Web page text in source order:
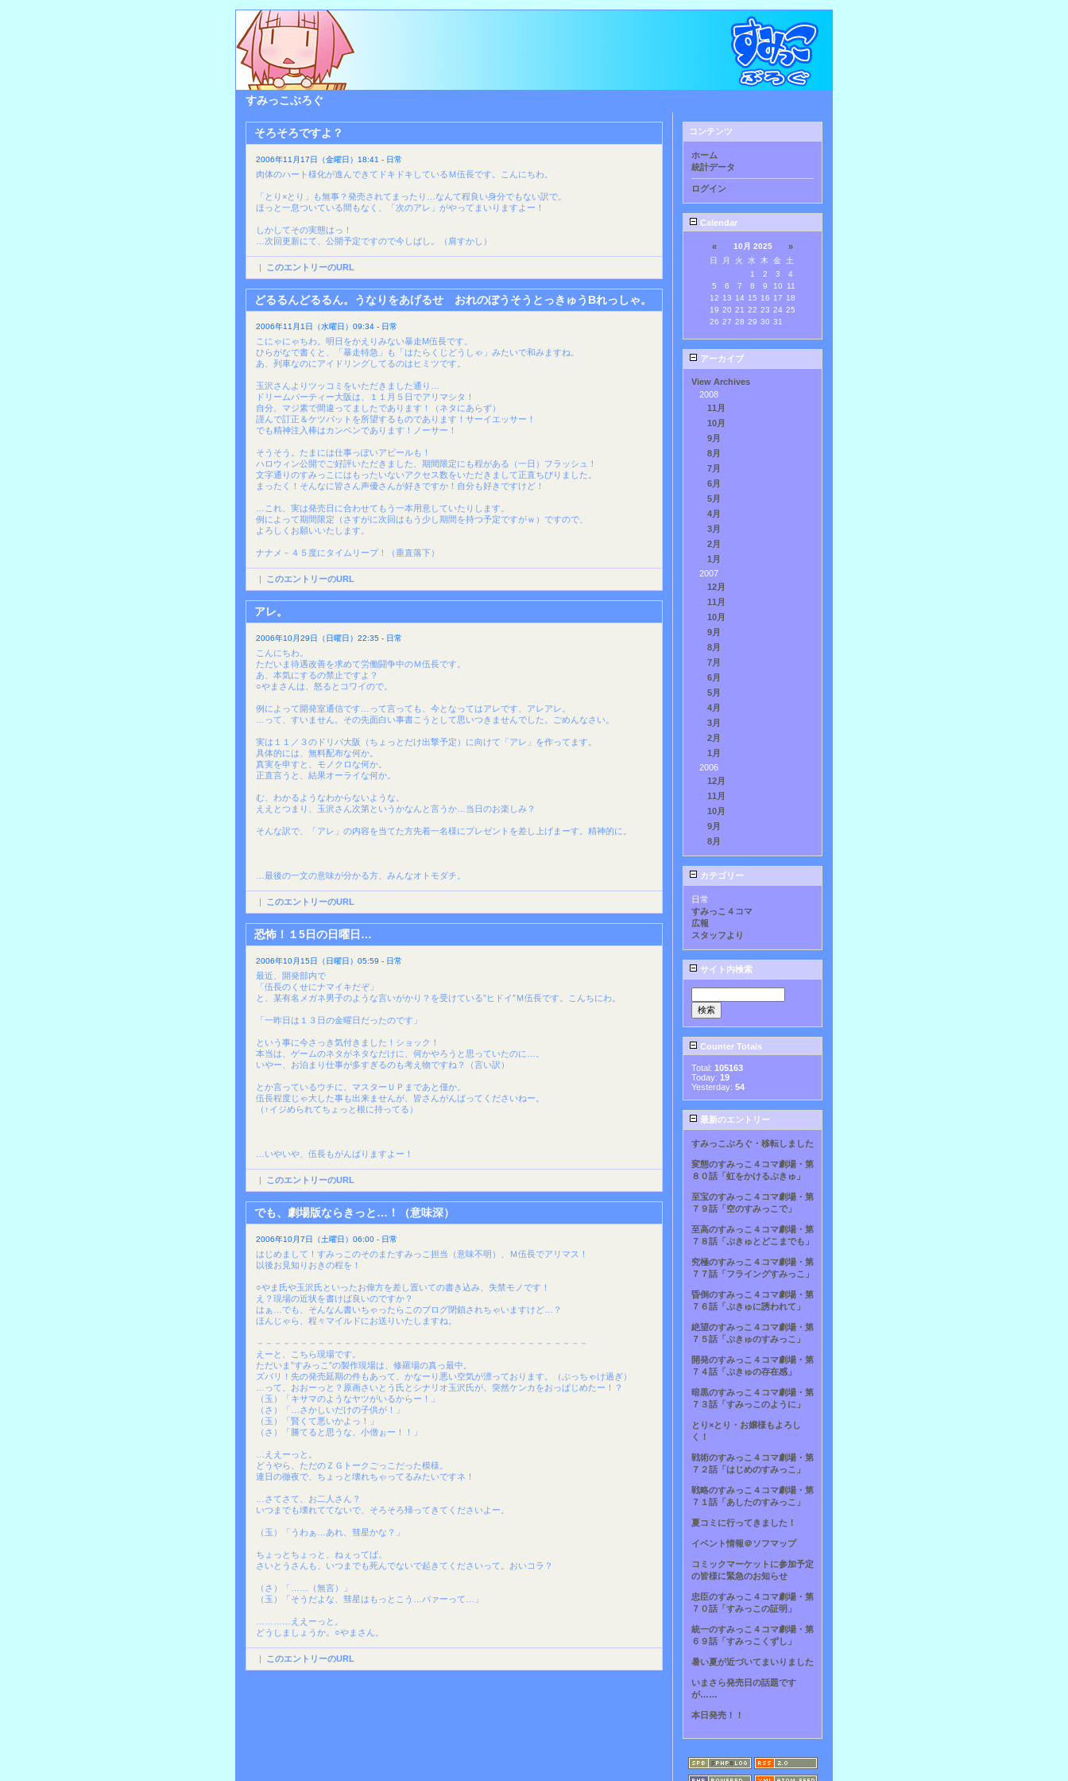
すみっこぶろぐ
そろそろですよ？
2006年11月17日（金曜日）18:41 - 日常
肉体のハート様化が進んできてドキドキしているＭ伍長です。こんにちわ。
「とり×とり」も無事？発売されてまったり…なんて程良い身分でもない訳で。
ほっと一息ついている間もなく、「次のアレ」がやってまいりますよー！
しかしてその実態はっ！
…次回更新にて、公開予定ですので今しばし。（肩すかし）
| このエントリーのURL
どるるんどるるん。うなりをあげるせ おれのぼうそうとっきゅうBれっしゃ。
2006年11月1日（水曜日）09:34 - 日常
こにゃにゃちわ。明日をかえりみない暴走M伍長です。
ひらがなで書くと、「暴走特急」も「はたらくじどうしゃ」みたいで和みますね。
あ、列車なのにアイドリングしてるのはヒミツです。
玉沢さんよりツッコミをいただきました通り…
ドリームパーティー大阪は、１１月５日でアリマシタ！
自分、マジ素で間違ってましたであります！（ネタにあらず）
謹んで訂正＆ケツバットを所望するものであります！サーイエッサー！
でも精神注入棒はカンベンであります！ノーサー！
そうそう。たまには仕事っぽいアピールも！
ハロウィン公開でご好評いただきました、期間限定にも程がある（一日）フラッシュ！
文字通りのすみっこにはもったいないアクセス数をいただきまして正直ちびりました。
まったく！そんなに皆さん声優さんが好きですか！自分も好きですけど！
…これ、実は発売日に合わせてもう一本用意していたりします。
例によって期間限定（さすがに次回はもう少し期間を持つ予定ですがｗ）ですので、
よろしくお願いいたします。
ナナメ－４５度にタイムリープ！（垂直落下）
| このエントリーのURL
アレ。
2006年10月29日（日曜日）22:35 - 日常
こんにちわ。
ただいま待遇改善を求めて労働闘争中のＭ伍長です。
あ、本気にするの禁止ですよ？
○やまさんは、怒るとコワイので。
例によって開発室通信です…って言っても、今となってはアレです、アレアレ。
…って、すいません。その先面白い事書こうとして思いつきませんでした。ごめんなさい。
実は１１／３のドリパ大阪（ちょっとだけ出撃予定）に向けて「アレ」を作ってます。
具体的には、無料配布な何か。
真実を申すと、モノクロな何か。
正直言うと、結果オーライな何か。
む、わかるようなわからないような。
ええとつまり、玉沢さん次第というかなんと言うか…当日のお楽しみ？
そんな訳で、「アレ」の内容を当てた方先着一名様にプレゼントを差し上げまーす。精神的に。
…最後の一文の意味が分かる方、みんなオトモダチ。
| このエントリーのURL
恐怖！１5日の日曜日…
2006年10月15日（日曜日）05:59 - 日常
最近、開発部内で
「伍長のくせにナマイキだぞ」
と、某有名メガネ男子のような言いがかり？を受けている”ヒドイ”Ｍ伍長です。こんちにわ。
「一昨日は１３日の金曜日だったのです」
という事に今さっき気付きました！ショック！
本当は、ゲームのネタがネタなだけに、何かやろうと思っていたのに…。
いやー、お泊まり仕事が多すぎるのも考え物ですね？（言い訳）
とか言っているウチに、マスターＵＰまであと僅か。
伍長程度じゃ大した事も出来ませんが、皆さんがんばってくださいねー。
（↑イジめられてちょっと根に持ってる）
…いやいや、伍長もがんばりますよー！
| このエントリーのURL
でも、劇場版ならきっと…！（意味深）
2006年10月7日（土曜日）06:00 - 日常
はじめまして！すみっこのそのまたすみっこ担当（意味不明）、Ｍ伍長でアリマス！
以後お見知りおきの程を！
○やま氏や玉沢氏といったお偉方を差し置いての書き込み、失禁モノです！
え？現場の近状を書けば良いのですか？
はぁ…でも、そんなん書いちゃったらこのブログ閉鎖されちゃいますけど…？
ほんじゃら、程々マイルドにお送りいたしますね。
－－－－－－－－－－－－－－－－－－－－－－－－－－－－－－－－－－－－－－
えーと、こちら現場です。
ただいま”すみっこ”の製作現場は、修羅場の真っ最中。
ズバリ！先の発売延期の件もあって、かなーり悪い空気が漂っております。（ぶっちゃけ過ぎ）
…って、おおーっと？原画さいとう氏とシナリオ玉沢氏が、突然ケンカをおっぱじめたー！？
（玉）「キサマのようなヤツがいるからー！」
（さ）「…さかしいだけの子供が！」
（玉）「賢くて悪いかよっ！」
（さ）「勝てると思うな、小僧ぉー！！」
…ええーっと。
どうやら、ただのＺＧトークごっこだった模様。
連日の徹夜で、ちょっと壊れちゃってるみたいですネ！
…さてさて、お二人さん？
いつまでも壊れててないで、そろそろ帰ってきてくださいよー。
（玉）「うわぁ…あれ、彗星かな？」
ちょっとちょっと、ねぇってば。
さいとうさんも、いつまでも死んでないで起きてくださいって。おいコラ？
（さ）「……（無言）」
（玉）「そうだよな、彗星はもっとこう…バァーって…」
…………ええーっと。
どうしましょうか。○やまさん。
| このエントリーのURL
コンテンツ
ホーム
統計データ
ログイン
Calendar
« 10月 2025 »
日 月 火 水 木 金
土
1
2 3
4
5
6 7 8 9 10
11
12 13 14 15 16 17 18
19 20 21 22 23 24 25
26 27 28 29 30 31
アーカイブ
View Archives
2008
11月
10月
9月
8月
7月
6月
5月
4月
3月
2月
1月
2007
12月
11月
10月
9月
8月
7月
6月
5月
4月
3月
2月
1月
2006
12月
11月
10月
9月
8月
カテゴリー
日常
すみっこ４コマ
広報
スタッフより
サイト内検索
Counter Totals
Total: 105163
Today: 19
Yesterday: 54
最新のエントリー
すみっこぶろぐ・移転しました
変態のすみっこ４コマ劇場・第
８０話「虹をかけるぷきゅ」
至宝のすみっこ４コマ劇場・第
７９話「空のすみっこで」
至高のすみっこ４コマ劇場・第
７８話「ぷきゅとどこまでも」
究極のすみっこ４コマ劇場・第
７７話「フライングすみっこ」
昏倒のすみっこ４コマ劇場・第
７６話「ぷきゅに誘われて」
絶望のすみっこ４コマ劇場・第
７５話「ぷきゅのすみっこ」
開発のすみっこ４コマ劇場・第
７４話「ぷきゅの存在感」
暗黒のすみっこ４コマ劇場・第
７３話「すみっこのように」
とり×とり・お嬢様もよろし
く！
戦術のすみっこ４コマ劇場・第
７２話「はじめのすみっこ」
戦略のすみっこ４コマ劇場・第
７１話「あしたのすみっこ」
夏コミに行ってきました！
イベント情報＠ソフマップ
コミックマーケットに参加予定
の皆様に緊急のお知らせ
忠臣のすみっこ４コマ劇場・第
７０話「すみっこの証明」
統一のすみっこ４コマ劇場・第
６９話「すみっこくずし」
暑い夏が近づいてまいりました
いまさら発売日の話題です
が……
本日発売！！